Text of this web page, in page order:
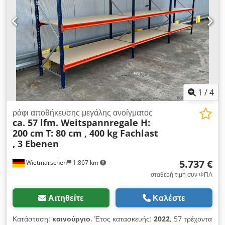
Εάν απαιτείται, το εκπαιδευμένο προσωπικό μας θα χαρεί να
σας βοηθήσει με την επαγγελματική συναρμολόγηση και
αποσυναρμολόγηση του επαγγελματικού σας εξοπλισμού. Η
σύστασή μας : Dkjdpfx Anozrvviexer Πείτε μας τι χρειάζεστε...
Θα χαρούμε να σας βοηθήσουμε να υλοποιήσετε τα σχέδιά
σας, από το σχεδιασμό και την παραγγελία μέχρι την
εγκατάσταση.
1 /4
Wietmarschen 1.867 km
ράφι αποθήκευσης μεγάλης ανοίγματος
ca. 57 lfm. Weitspannregale H:
200 cm T: 80 cm , 400 kg Fachlast
, 3 Ebenen
5.737 €
σταθερή τιμή συν ΦΠΑ
Αιτηθείτε Καλέστε
Κατάσταση: καινούργιο, Έτος κατασκευής: 2022, 57 τρέχοντα